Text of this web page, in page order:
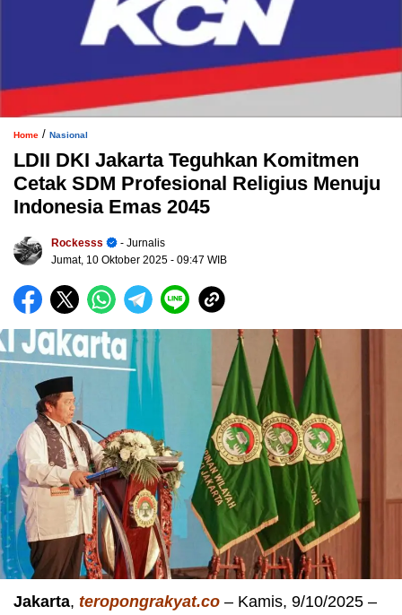
Home / Nasional
LDII DKI Jakarta Teguhkan Komitmen
Cetak SDM Profesional Religius Menuju
Indonesia Emas 2045
Rockesss
- Jurnalis
Jumat, 10 Oktober 2025 - 09:47 WIB
Jakarta, teropongrakyat.co – Kamis, 9/10/2025 –